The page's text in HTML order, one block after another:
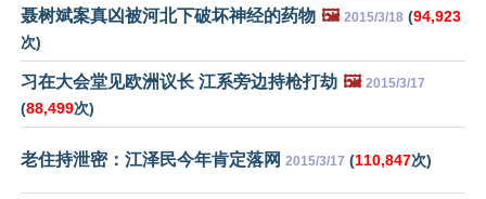
聂树斌案真凶被河北下破坏神经的药物 🖼️ 2015/3/18 (94,923
次)
习在大会堂见欧洲议长 江系旁边持枪打劫 🖼️ 2015/3/17
(88,499次)
老住持泄密：江泽民今年肯定落网 2015/3/17 (110,847次)